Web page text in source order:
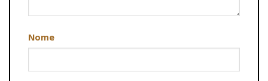
Nome